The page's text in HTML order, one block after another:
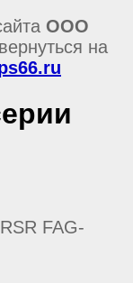
ООО
на
FAG-